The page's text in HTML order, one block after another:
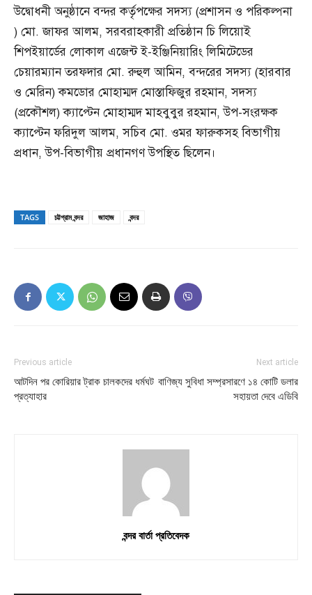
উদ্বোধনী অনুষ্ঠানে বন্দর কর্তৃপক্ষের সদস্য (প্রশাসন ও পরিকল্পনা
) মো. জাফর আলম, সরবরাহকারী প্রতিষ্ঠান চি লিয়োই
শিপইয়ার্ডের লোকাল এজেন্ট ই-ইঞ্জিনিয়ারিং লিমিটেডের
চেয়ারম্যান তরফদার মো. রুহুল আমিন, বন্দরের সদস্য (হারবার
ও মেরিন) কমডোর মোহাম্মদ মোস্তাফিজুর রহমান, সদস্য
(প্রকৌশল) ক্যাপ্টেন মোহাম্মদ মাহবুবুর রহমান, উপ-সংরক্ষক
ক্যাপ্টেন ফরিদুল আলম, সচিব মো. ওমর ফারুকসহ বিভাগীয়
প্রধান, উপ-বিভাগীয় প্রধানগণ উপস্থিত ছিলেন।
TAGS চট্টগ্রাম বন্দর জাহাজ বন্দর
Previous article
আটদিন পর কোরিয়ার ট্রাক চালকদের ধর্মঘট
প্রত্যাহার
Next article
বাণিজ্য সুবিধা সম্প্রসারণে ১৪ কোটি ডলার
সহায়তা দেবে এডিবি
বন্দর বার্তা প্রতিবেদক